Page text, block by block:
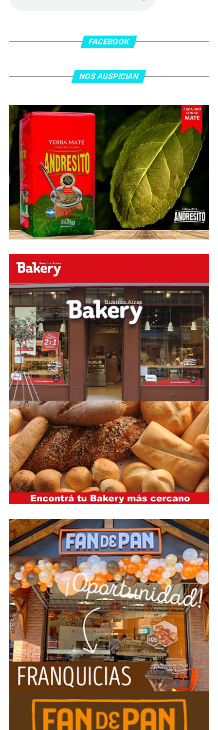
O ingresa
de nuestras redes sociales Te
esperamos en el portal de la #radio con la mejor
información y la mejor #música…
#Folklore #tango
#Rock #Nacional,
#RockInternacional,
#RockandRoll, #Noticias y la mejor #Música
Te
esperamos
Faceboock: H2O Radio
Onlinehttps://www.facebook.com/h2oradioonline
FACEBOOK
NOS AUSPICIAN